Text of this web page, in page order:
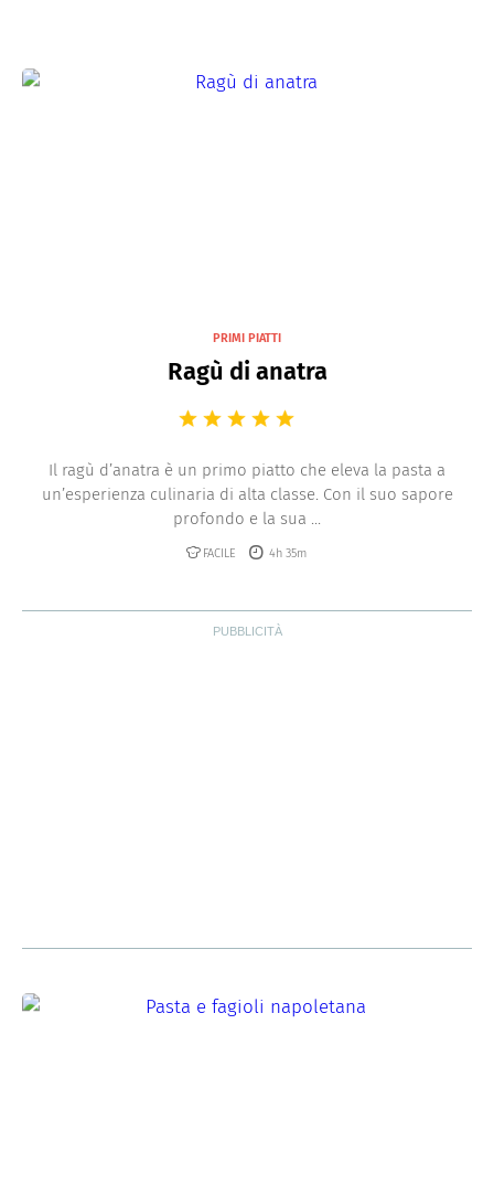
PRIMI PIATTI
Ragù di anatra
Il ragù d’anatra è un primo piatto che eleva la pasta a
un’esperienza culinaria di alta classe. Con il suo sapore
profondo e la sua ...
FACILE 4h 35m